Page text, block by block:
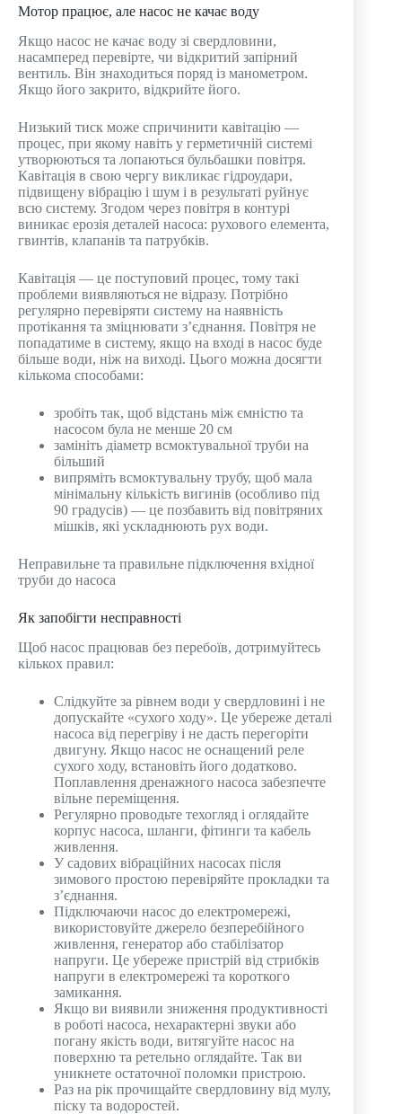
Мотор працює, але насос не качає воду
Якщо насос не качає воду зі свердловини,
насамперед перевірте, чи відкритий запірний
вентиль. Він знаходиться поряд із манометром.
Якщо його закрито, відкрийте його.
Низький тиск може спричинити кавітацію —
процес, при якому навіть у герметичній системі
утворюються та лопаються бульбашки повітря.
Кавітація в свою чергу викликає гідроудари,
підвищену вібрацію і шум і в результаті руйнує
всю систему. Згодом через повітря в контурі
виникає ерозія деталей насоса: рухового елемента,
гвинтів, клапанів та патрубків.
Кавітація — це поступовий процес, тому такі
проблеми виявляються не відразу. Потрібно
регулярно перевіряти систему на наявність
протікання та зміцнювати з’єднання. Повітря не
попадатиме в систему, якщо на вході в насос буде
більше води, ніж на виході. Цього можна досягти
кількома способами:
зробіть так, щоб відстань між ємністю та
насосом була не менше 20 см
замініть діаметр всмоктувальної труби на
більший
випряміть всмоктувальну трубу, щоб мала
мінімальну кількість вигинів (особливо під
90 градусів) — це позбавить від повітряних
мішків, які ускладнюють рух води.
Неправильне та правильне підключення вхідної
труби до насоса
Як запобігти несправності
Щоб насос працював без перебоїв, дотримуйтесь
кількох правил:
Слідкуйте за рівнем води у свердловині і не
допускайте «сухого ходу». Це убереже деталі
насоса від перегріву і не дасть перегоріти
двигуну. Якщо насос не оснащений реле
сухого ходу, встановіть його додатково.
Поплавлення дренажного насоса забезпечте
вільне переміщення.
Регулярно проводьте техогляд і оглядайте
корпус насоса, шланги, фітинги та кабель
живлення.
У садових вібраційних насосах після
зимового простою перевіряйте прокладки та
з’єднання.
Підключаючи насос до електромережі,
використовуйте джерело безперебійного
живлення, генератор або стабілізатор
напруги. Це убереже пристрій від стрибків
напруги в електромережі та короткого
замикання.
Якщо ви виявили зниження продуктивності
в роботі насоса, нехарактерні звуки або
погану якість води, витягуйте насос на
поверхню та ретельно оглядайте. Так ви
уникнете остаточної поломки пристрою.
Раз на рік прочищайте свердловину від мулу,
піску та водоростей.